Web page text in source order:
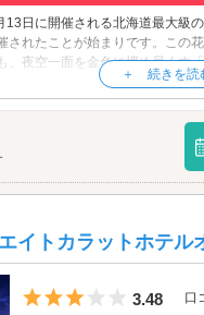
13日に開催される北海道最大級
れたことが始まりです。この
、夜空一面を金色に埋め尽くす
ブホテルからもアクセスが便利
イトカラットホテル
5つ星のう
3.48 口